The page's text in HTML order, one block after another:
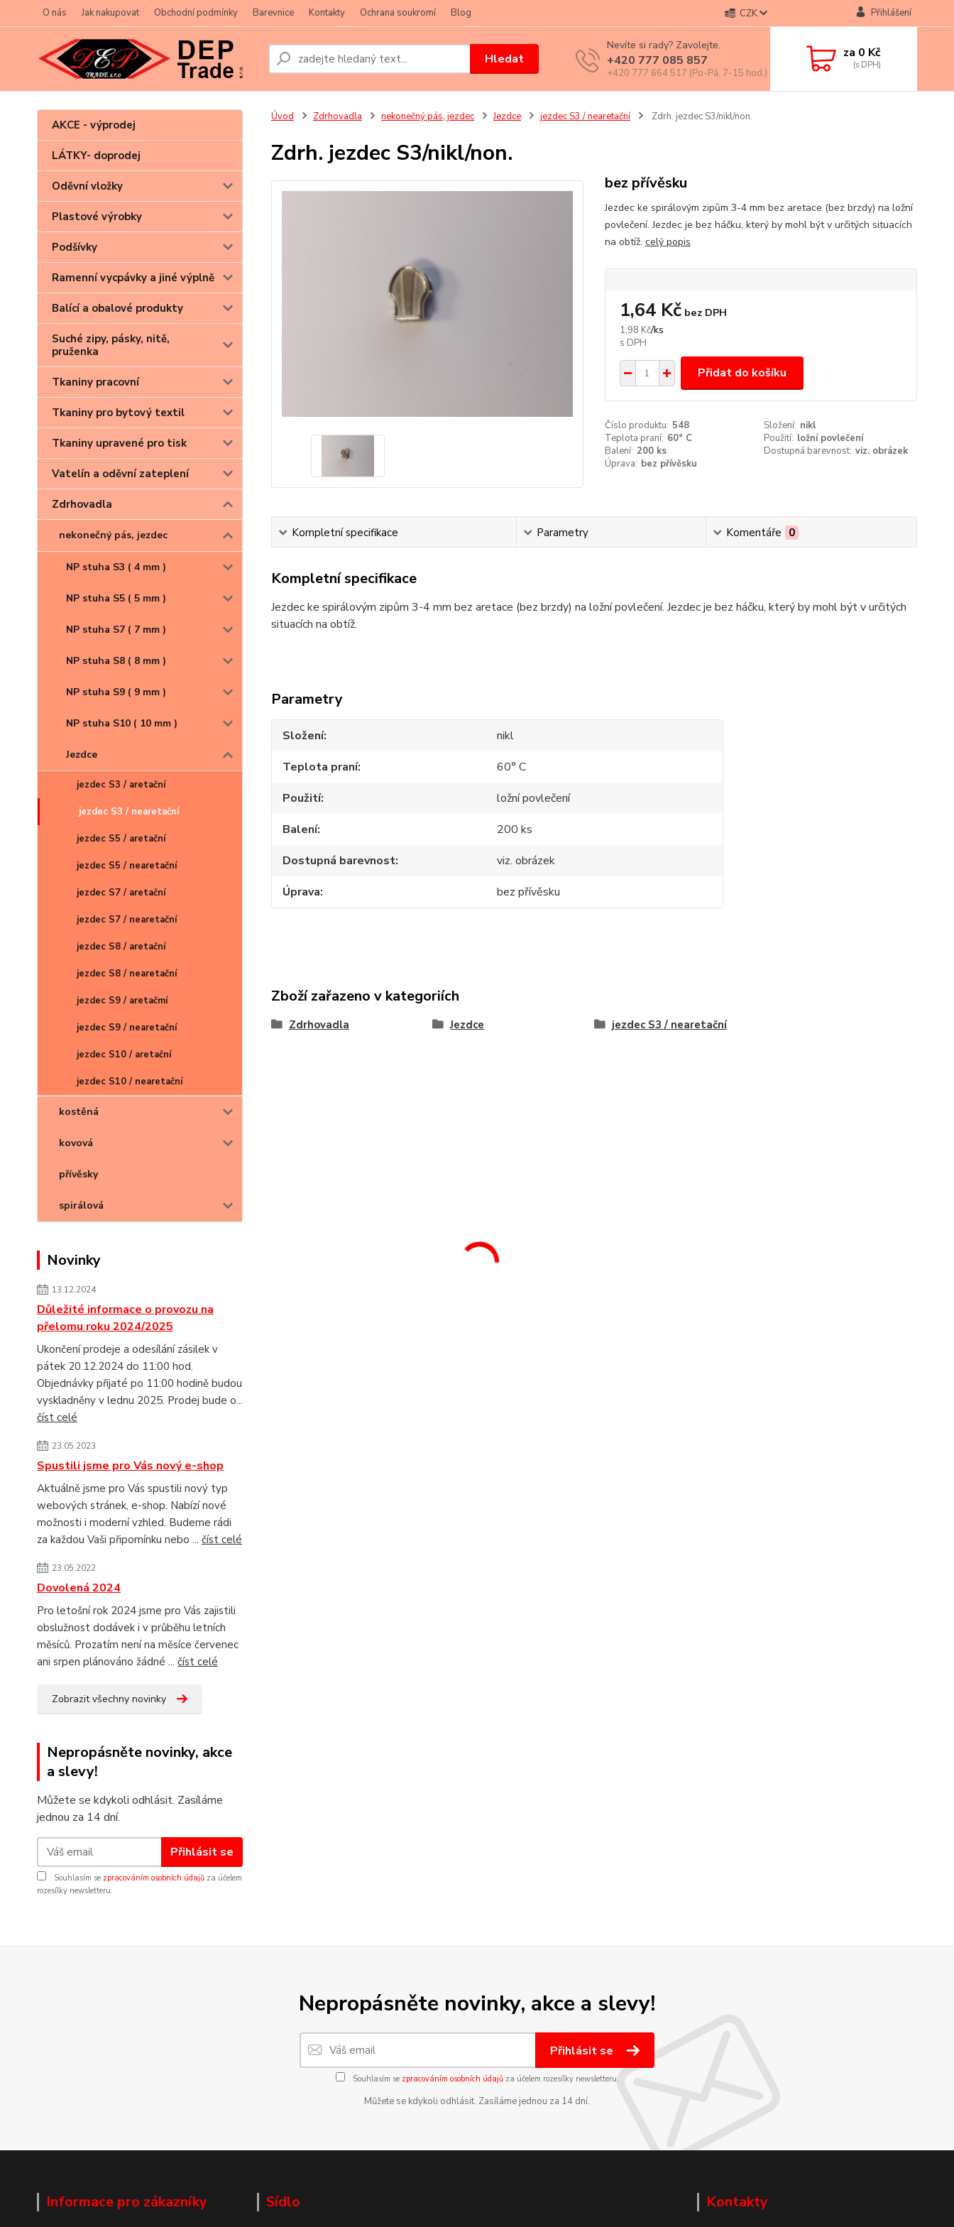
O nás Jak nakupovat Obchodní podmínky Barevnice Kontakty Ochrana soukromí Blog CZK Přihlášení
Hledat
Nevíte si rady? Zavolejte.
+420 777 085 857
+420 777 664 517 (Po-Pá, 7-15 hod.)
za 0 Kč
AKCE - výprodej
LÁTKY- doprodej
Oděvní vložky
Plastové výrobky
Podšívky
Ramenní vycpávky a jiné výplně
Balící a obalové produkty
Suché zipy, pásky, nitě,
pruženka
Tkaniny pracovní
Tkaniny pro bytový textil
Tkaniny upravené pro tisk
Vatelín a oděvní zateplení
Zdrhovadla
nekonečný pás, jezdec
NP stuha S3 ( 4 mm )
NP stuha S5 ( 5 mm )
NP stuha S7 ( 7 mm )
NP stuha S8 ( 8 mm )
NP stuha S9 ( 9 mm )
NP stuha S10 ( 10 mm )
Jezdce
jezdec S3 / aretační
jezdec S3 / nearetační
jezdec S5 / aretační
jezdec S5 / nearetační
jezdec S7 / aretační
jezdec S7 / nearetační
jezdec S8 / aretační
jezdec S8 / nearetační
jezdec S9 / aretačmí
jezdec S9 / nearetační
jezdec S10 / aretační
jezdec S10 / nearetační
kostěná
kovová
přívěsky
spirálová
Novinky
13.12.2024
Důležité informace o provozu na
přelomu roku 2024/2025
Ukončení prodeje a odesílání zásilek v
pátek 20.12.2024 do 11:00 hod.
Objednávky přijaté po 11:00 hodině budou
vyskladněny v lednu 2025. Prodej bude o...
číst celé
23.05.2023
Spustili jsme pro Vás nový e-shop
Aktuálně jsme pro Vás spustili nový typ
webových stránek, e-shop. Nabízí nové
možnosti i moderní vzhled. Budeme rádi
za každou Vaši připomínku nebo ... číst celé
23.05.2022
Dovolená 2024
Pro letošní rok 2024 jsme pro Vás zajistili
obslužnost dodávek i v průběhu letních
měsíců. Prozatím není na měsíce červenec
ani srpen plánováno žádné ... číst celé
Zobrazit všechny novinky
Nepropásněte novinky, akce
a slevy!
Můžete se kdykoli odhlásit. Zasíláme
jednou za 14 dní.
Přihlásit se
Souhlasím se zpracováním osobních údajů za účelem
rozesílky newsletteru.
Úvod Zdrhovadla nekonečný pás, jezdec Jezdce jezdec S3 / nearetační Zdrh. jezdec S3/nikl/non.
Zdrh. jezdec S3/nikl/non.
bez přívěsku
Jezdec ke spirálovým zipům 3-4 mm bez aretace (bez brzdy) na ložní
povlečení. Jezdec je bez háčku, který by mohl být v určitých situacích
na obtíž. celý popis
1,98 Kč/ks
1,64 Kč bez DPH
Přidat do košíku
Číslo produktu: 548 Složení: nikl
Teplota praní: 60° C Použití: ložní povlečení
Balení: 200 ks Dostupná barevnost: viz. obrázek
Úprava: bez přívěsku
Kompletní specifikace Parametry Komentáře 0
Kompletní specifikace
Jezdec ke spirálovým zipům 3-4 mm bez aretace (bez brzdy) na ložní povlečení. Jezdec je bez háčku, který by mohl být v určitých
situacích na obtíž.
Parametry
Složení
nikl
Teplota praní
60° C
Použití
ložní povlečení
Balení
200 ks
Dostupná barevnost
viz. obrázek
Úprava
bez přívěsku
Zboží zařazeno v kategoriích
Zdrhovadla Jezdce jezdec S3 / nearetační
Nepropásněte novinky, akce a slevy!
Přihlásit se
Souhlasím se zpracováním osobních údajůza účelem rozesílky newsletteru.
Můžete se kdykoli odhlásit. Zasíláme jednou za 14 dní.
Informace pro zákazníky Sídlo Kontakty